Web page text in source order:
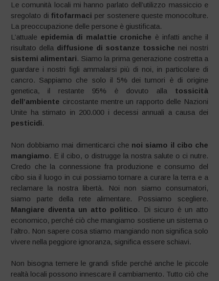
Le comunità locali mi hanno parlato dell’utilizzo massiccio e
sregolato di fitofarmaci per sostenere queste monocolture.
La preoccupazione delle persone è giustificata.
L’attuale epidemia di malattie croniche è infatti anche il
risultato della diffusione di sostanze tossiche nei nostri
sistemi alimentari. Siamo la prima generazione costretta a
guardare i nostri figli ammalarsi più di noi, in particolare di
cancro. Sappiamo che solo il 5% dei tumori è di origine
genetica, il restante 95% è dovuto alla tossicità
dell’ambiente circostante mentre un rapporto delle Nazioni
Unite ha stimato in 200.000 i decessi annuali a causa dei
pesticidi.
Non dobbiamo mai dimenticarci che noi siamo il cibo che
mangiamo. E il cibo, o distrugge la nostra salute o ci nutre.
Credo che la connessione fra produzione e consumo del
cibo sia il luogo in cui possiamo tornare a curare la terra e a
reclamare la nostra libertà. Noi non siamo consumatori,
siamo parte della rete alimentare. Possiamo scegliere.
Mangiare diventa un atto politico. Di sicuro è un atto
economico, perché ciò che mangiamo sostiene un sistema o
l’altro. Non sapere cosa stiamo mangiando non significa solo
vivere nella peggiore ignoranza, significa essere schiavi.
Non bisogna temere le grandi sfide perché anche le piccole
realtà locali possono innescare il cambiamento. Tutto ciò che